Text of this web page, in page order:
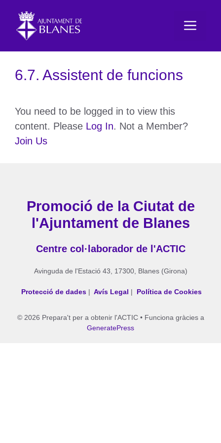
contingut
6.7. Assistent de funcions
You need to be logged in to view this
content. Please Log In. Not a Member?
Join Us
Promoció de la Ciutat de
l'Ajuntament de Blanes
Centre col·laborador de l'ACTIC
Avinguda de l'Estació 43, 17300, Blanes (Girona)
Protecció de dades | Avís Legal | Política de Cookies
© 2026 Prepara't per a obtenir l'ACTIC• Funciona gràcies a
GeneratePress